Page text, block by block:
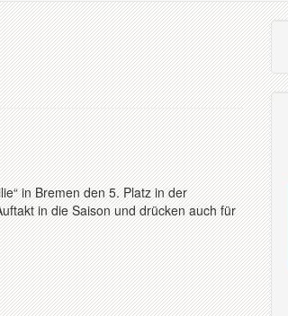
in Bremen den 5. Platz in der
in die Saison und drücken auch für